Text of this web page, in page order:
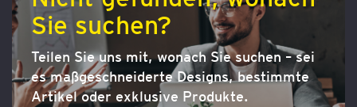
Sie suchen?
Teilen Sie uns mit, wonach Sie suchen – sei
es maßgeschneiderte Designs, bestimmte
Artikel oder exklusive Produkte.